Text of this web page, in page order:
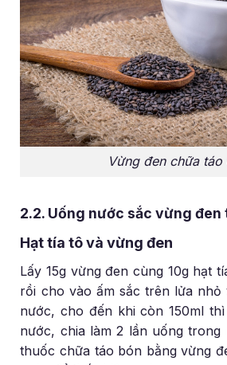
Vừng đen chữa táo
2.2. Uống nước sắc vừng đen
Hạt tía tô và vừng đen
Lấy 15g vừng đen cùng 10g hạt
rồi cho vào ấm sắc trên lửa nhỏ
nước, cho đến khi còn 150ml
nước, chia làm 2 lần uống trong
thuốc chữa táo bón bằng vừng